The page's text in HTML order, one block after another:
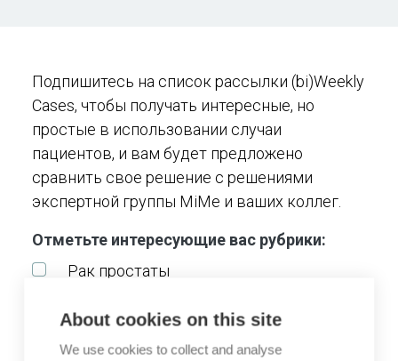
Подпишитесь на список рассылки (bi)Weekly
Cases, чтобы получать интересные, но
простые в использовании случаи
пациентов, и вам будет предложено
сравнить свое решение с решениями
экспертной группы MiMe и ваших коллег.
Отметьте интересующие вас рубрики:
Рак простаты
Почечно-клеточный рак
Рак груди
About cookies on this site
We use cookies to collect and analyse